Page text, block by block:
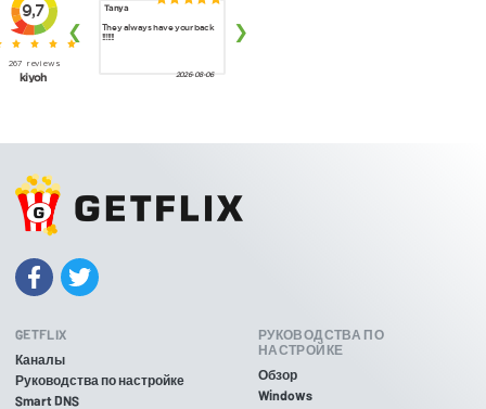
GETFLIX
Каналы
Руководства по настройке
Smart DNS
РУКОВОДСТВА ПО
НАСТРОЙКЕ
Обзор
Windows